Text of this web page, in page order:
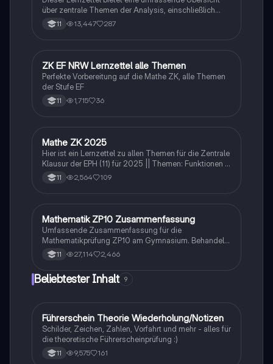
über zentrale Themen der Analysis, einschließlich
Funktionsscharen, Ableitungen, Extrempunkte,
Integrale und e-Funktionen. Ideal für die Vorbereitung
Beispielen und Schritt-für-Schritt-Anleitungen.
11 13,447 287
Mathe
ZK EF NRW Lernzettel alle Themen
Perfekte Vorbereitung auf die Mathe ZK, alle Themen
der Stufe EF
11 1,715 36
Mathe
Mathe ZK 2025
Hier ist ein Lernzettel zu allen Themen für die Zentrale
Klausur der EPH (11) für 2025 || Themen: Funktionen &
Vektoren
11 2,564 109
Mathe
Mathematik ZP10 Zusammenfassung
Umfassende Zusammenfassung für die
Mathematikprüfung ZP10 am Gymnasium. Behandelt
zentrale Themen wie Stochastik, quadratische und
exponentielle Funktionen, Geometrie, und
Zinsrechnung. Ideal zur Vorbereitung auf Prüfungen
und zur Vertiefung mathematischer Konzepte.
11 27,114 2,466
Beliebtester Inhalt 9
Lerntipps
Führerschein Theorie Wiederholung/Notizen
Schilder, Zeichen, Zahlen, Vorfahrt und mehr - alles für
die theoretische Führerscheinprüfung :)
11 9,575 161